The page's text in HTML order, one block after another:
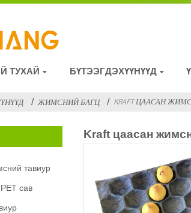
ТУХАЙ БҮТЭЭГДЭХҮҮНҮҮД
ЖИМСНИЙ БАГЦ KRAFT ЦААСАН
тавиур
сав
Kraft цаасан